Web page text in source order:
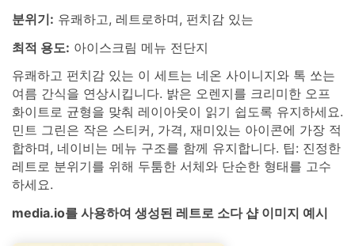
분위기: 유쾌하고, 레트로하며, 펀치감 있는
최적 용도: 아이스크림 메뉴 전단지
유쾌하고 펀치감 있는 이 세트는 네온 사이니지와 톡 쏘는
여름 간식을 연상시킵니다. 밝은 오렌지를 크리미한 오프
화이트로 균형을 맞춰 레이아웃이 읽기 쉽도록 유지하세요.
민트 그린은 작은 스티커, 가격, 재미있는 아이콘에 가장 적
합하며, 네이비는 메뉴 구조를 함께 유지합니다. 팁: 진정한
레트로 분위기를 위해 두툼한 서체와 단순한 형태를 고수
하세요.
media.io를 사용하여 생성된 레트로 소다 샵 이미지 예시